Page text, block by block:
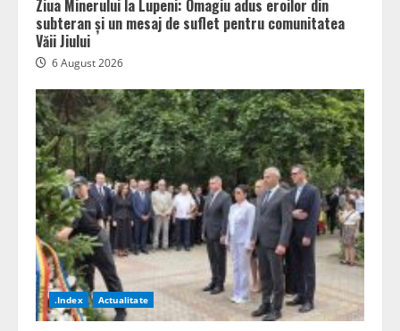
Ziua Minerului la Lupeni: Omagiu adus eroilor din
subteran și un mesaj de suflet pentru comunitatea
Văii Jiului
6 August 2026
.Index Actualitate